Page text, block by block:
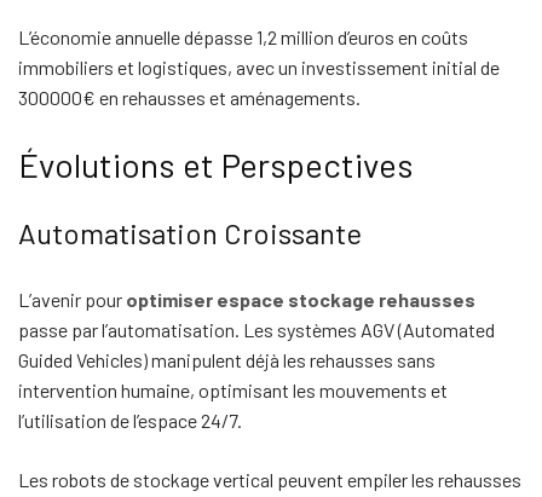
L’économie annuelle dépasse 1,2 million d’euros en coûts
immobiliers et logistiques, avec un investissement initial de
300000€ en rehausses et aménagements.
Évolutions et Perspectives
Automatisation Croissante
L’avenir pour optimiser espace stockage rehausses
passe par l’automatisation. Les systèmes AGV (Automated
Guided Vehicles) manipulent déjà les rehausses sans
intervention humaine, optimisant les mouvements et
l’utilisation de l’espace 24/7.
Les robots de stockage vertical peuvent empiler les rehausses